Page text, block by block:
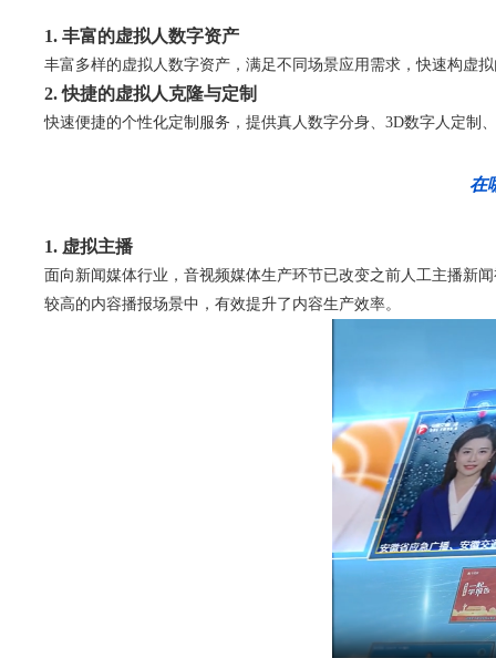
1. 丰富的虚拟人数字资产
丰富多样的虚拟人数字资产，满足不同场景应用需求，快速构虚
2. 快捷的虚拟人克隆与定制
快速便捷的个性化定制服务，提供真人数字分身、3D数字人定制
在
1. 虚拟主播
面向新闻媒体行业，音视频媒体生产环节已改变之前人工主播新
较高的内容播报场景中，有效提升了内容生产效率。